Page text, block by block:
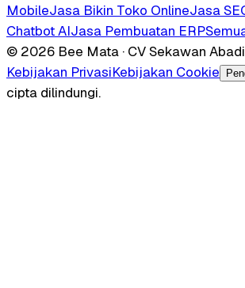
MobileJasa Bikin Toko OnlineJasa
Chatbot AIJasa Pembuatan ERP
© 2026 Bee Mata · CV Sekawan
Kebijakan PrivasiKebijakan Cookie
cipta dilindungi.